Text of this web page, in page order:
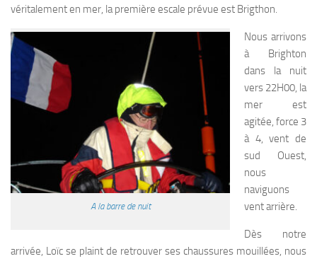
véritalement en mer, la première escale prévue est Brigthon.
A la barre de nuit
Nous arrivons
à Brighton
dans la nuit
vers 22H00, la
mer est
agitée, force 3
à 4, vent de
sud Ouest,
nous
naviguons
vent arrière.
Dès notre
arrivée, Loïc se plaint de retrouver ses chaussures mouillées, nous